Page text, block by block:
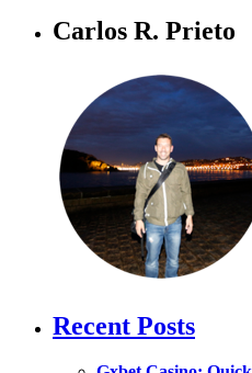
Carlos R. Prieto
Recent Posts